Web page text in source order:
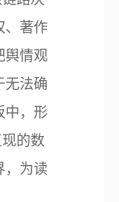
、著作
舆情观
无法确
中，形
的数
，为读